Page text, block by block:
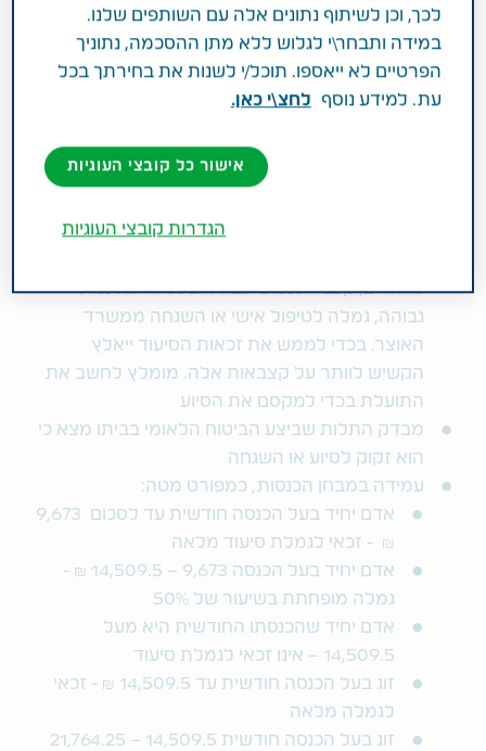
לצרכיו.
צעד שני – זכאות לגמלת סיעוד
תושב/ת ישראל שהגיע/ה לגיל פרישה
מיוחדים, קצבה לנפגעי עבודה בעלי דרגת נכות
גבוהה, גמלה לטיפול אישי או השגחה ממשרד
האוצר. בכדי לממש את זכאות הסיעוד ייאלץ
הקשיש לוותר על קצבאות אלה. מומלץ לחשב את
התועלת בכדי למקסם את הסיוע
מבדק התלות שביצע הביטוח הלאומי בביתו מצא כי
הוא זקוק לסיוע או השגחה
עמידה במבחן הכנסות, כמפורט מטה:
אדם יחיד בעל הכנסה חודשית עד לסכום 9,673
₪ - זכאי לגמלת סיעוד מלאה
אדם יחיד בעל הכנסה 9,673 – 14,509.5 ₪ -
גמלה מופחתת בשיעור של 50%
אדם יחיד שהכנסתו החודשית היא מעל
14,509.5 – אינו זכאי לגמלת סיעוד
זוג בעל הכנסה חודשית עד 14,509.5 ₪ - זכאי
לגמלה מלאה
זוג בעל הכנסה חודשית 14,509.5 – 21,764.25
לכך, וכן לשיתוף נתונים אלה עם השותפים שלנו.
במידה ותבחר\י לגלוש ללא מתן ההסכמה, נתוניך
הפרטיים לא ייאספו. תוכל/י לשנות את בחירתך בכל
עת. למידע נוסף
לחצ\י כאן.
אישור כל קובצי העוגיות
הגדרות קובצי העוגיות